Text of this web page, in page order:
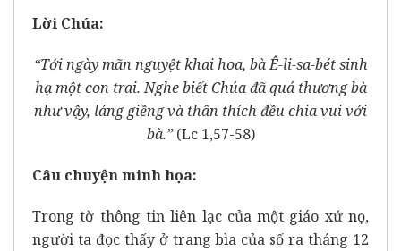
Lời Chúa:
“Tới ngày mãn nguyệt khai hoa, bà Ê-li-sa-bét sinh
hạ một con trai. Nghe biết Chúa đã quá thương bà
như vậy, láng giềng và thân thích đều chia vui với
bà.”(Lc 1,57-58)
Câu chuyện minh họa:
Trong tờ thông tin liên lạc của một giáo xứ nọ,
người ta đọc thấy ở trang bìa của số ra tháng 12